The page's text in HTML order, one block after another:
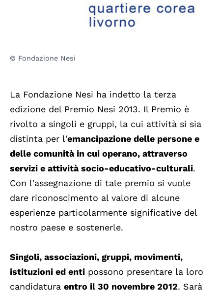
© Fondazione Nesi
La Fondazione Nesi ha indetto la terza
edizione del Premio Nesi 2013. Il Premio è
rivolto a singoli e gruppi, la cui attività si sia
distinta per l'emancipazione delle persone e
delle comunità in cui operano, attraverso
servizi e attività socio-educativo-culturali.
Con l'assegnazione di tale premio si vuole
dare riconoscimento al valore di alcune
esperienze particolarmente significative del
nostro paese e sostenerle.
Singoli, associazioni, gruppi, movimenti,
istituzioni ed enti possono presentare la loro
candidatura entro il 30 novembre 2012. Sarà